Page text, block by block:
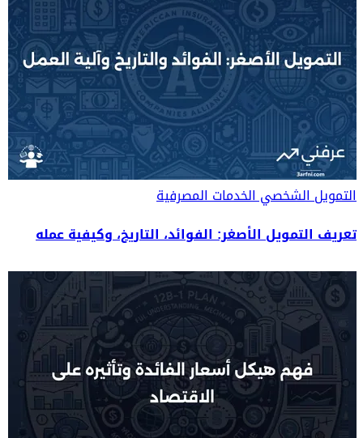
التمويل الشخصيالخدمات المصرفية
تعريف التمويل الأصغر: الفوائد، التاريخ، وكيفية عمله